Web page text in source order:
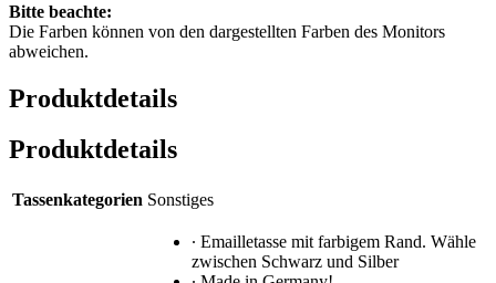
Bitte beachte:
Die Farben können von den dargestellten Farben des Monitors
abweichen.
Produktdetails
Produktdetails
Tassenkategorien Sonstiges
∙ Emailletasse mit farbigem Rand. Wähle
zwischen Schwarz und Silber